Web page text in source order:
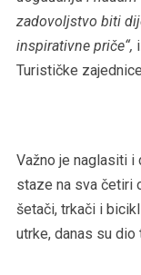
zadovoljstvo biti
inspirativne priče“,
Turističke
Važno je naglasiti
staze na sva četiri
šetači, trkači i
utrke, danas su